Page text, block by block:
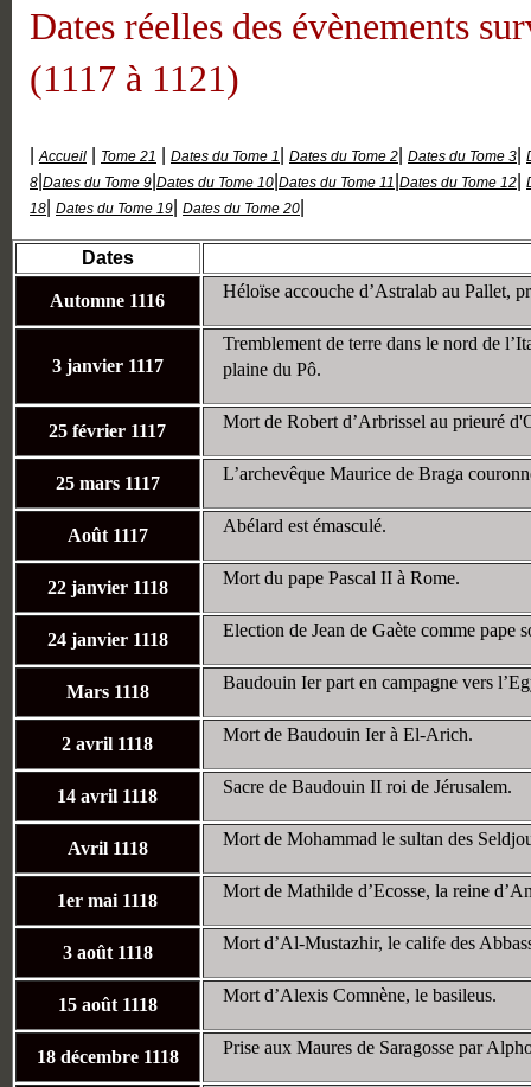
Dates réelles des évènements
(1117 à 1121)
Accueil Tome 21 Dates du Tome 1 Dates du Tome 2 Dates du Tome 3
8 Dates du Tome 9 Dates du Tome 10 Dates du Tome 11 Dates du Tome 12
18 Dates du Tome 19 Dates du Tome 20
Dates
Automne 1116 Héloïse accouche d’Astralab au Pallet,
3 janvier 1117
Tremblement de terre dans le nord de
plaine du Pô.
25 février 1117 Mort de Robert d’Arbrissel au prieuré
25 mars 1117 L’archevêque Maurice de Braga
Août 1117 Abélard est émasculé.
22 janvier 1118 Mort du pape Pascal II à Rome.
24 janvier 1118 Election de Jean de Gaète comme pape
Mars 1118 Baudouin Ier part en campagne vers
2 avril 1118 Mort de Baudouin Ier à El-Arich.
14 avril 1118 Sacre de Baudouin II roi de Jérusalem.
Avril 1118 Mort de Mohammad le sultan des
1er mai 1118 Mort de Mathilde d’Ecosse, la reine
3 août 1118 Mort d’Al-Mustazhir, le calife des
15 août 1118 Mort d’Alexis Comnène, le basileus.
18 décembre 1118 Prise aux Maures de Saragosse par